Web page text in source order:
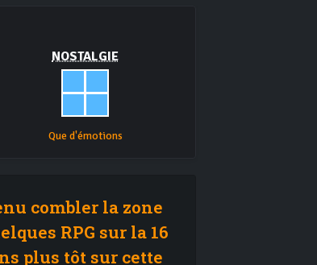
NOSTALGIE
Que d'émotions
combler la zone
RPG sur la 16
plus tôt sur cette